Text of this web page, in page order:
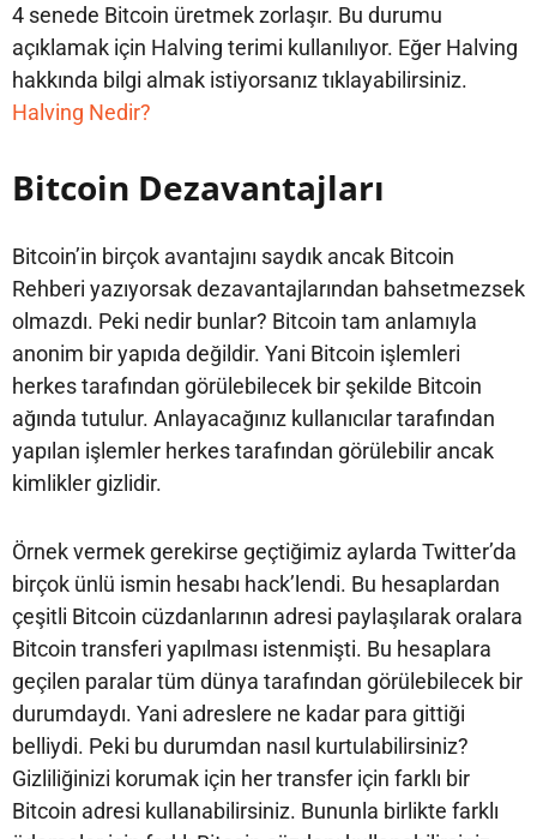
4 senede Bitcoin üretmek zorlaşır. Bu durumu
açıklamak için Halving terimi kullanılıyor. Eğer Halving
hakkında bilgi almak istiyorsanız tıklayabilirsiniz.
Halving Nedir?
Bitcoin Dezavantajları
Bitcoin’in birçok avantajını saydık ancak Bitcoin
Rehberi yazıyorsak dezavantajlarından bahsetmezsek
olmazdı. Peki nedir bunlar? Bitcoin tam anlamıyla
anonim bir yapıda değildir. Yani Bitcoin işlemleri
herkes tarafından görülebilecek bir şekilde Bitcoin
ağında tutulur. Anlayacağınız kullanıcılar tarafından
yapılan işlemler herkes tarafından görülebilir ancak
kimlikler gizlidir.
Örnek vermek gerekirse geçtiğimiz aylarda Twitter’da
birçok ünlü ismin hesabı hack’lendi. Bu hesaplardan
çeşitli Bitcoin cüzdanlarının adresi paylaşılarak oralara
Bitcoin transferi yapılması istenmişti. Bu hesaplara
geçilen paralar tüm dünya tarafından görülebilecek bir
durumdaydı. Yani adreslere ne kadar para gittiği
belliydi. Peki bu durumdan nasıl kurtulabilirsiniz?
Gizliliğinizi korumak için her transfer için farklı bir
Bitcoin adresi kullanabilirsiniz. Bununla birlikte farklı